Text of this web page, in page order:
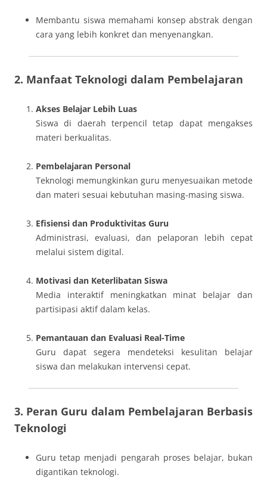
Membantu siswa memahami konsep abstrak dengan
cara yang lebih konkret dan menyenangkan.
2. Manfaat Teknologi dalam Pembelajaran
Akses Belajar Lebih Luas
Siswa di daerah terpencil tetap dapat mengakses
materi berkualitas.
Pembelajaran Personal
Teknologi memungkinkan guru menyesuaikan metode
dan materi sesuai kebutuhan masing-masing siswa.
Efisiensi dan Produktivitas Guru
Administrasi, evaluasi, dan pelaporan lebih cepat
melalui sistem digital.
Motivasi dan Keterlibatan Siswa
Media interaktif meningkatkan minat belajar dan
partisipasi aktif dalam kelas.
Pemantauan dan Evaluasi Real-Time
Guru dapat segera mendeteksi kesulitan belajar
siswa dan melakukan intervensi cepat.
3. Peran Guru dalam Pembelajaran Berbasis
Teknologi
Guru tetap menjadi pengarah proses belajar, bukan
digantikan teknologi.